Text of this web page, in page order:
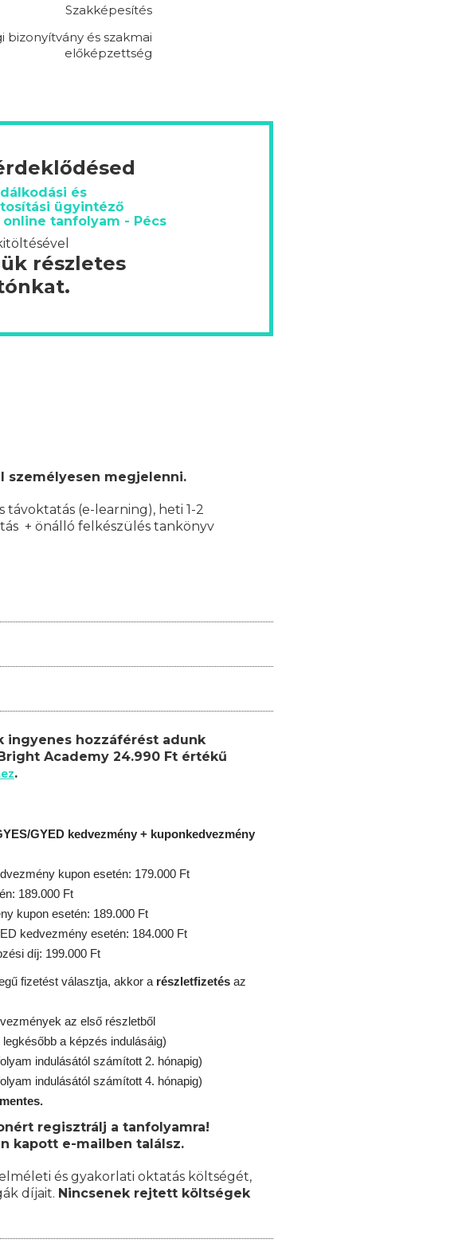
Szakképesítés
bizonyítvány és szakmai
előképzettség
és
ügyintéző
tanfolyam - Pécs
részletes
személyesen megjelenni.
távoktatás (e-learning), heti 1-2
+ önálló felkészülés tankönyv
ingyenes hozzáférést adunk
Academy 24.990 Ft értékű
.
GYED kedvezmény + kuponkedvezmény
kupon esetén: 179.000 Ft
189.000 Ft
kupon esetén: 189.000 Ft
kedvezmény esetén: 184.000 Ft
díj: 199.000 Ft
fizetést választja, akkor a részletfizetés az
az első részletből
a képzés indulásáig)
indulásától számított 2. hónapig)
indulásától számított 4. hónapig)
regisztrálj a tanfolyamra!
kapott e-mailben találsz.
és gyakorlati oktatás költségét,
díjait. Nincsenek rejtett költségek